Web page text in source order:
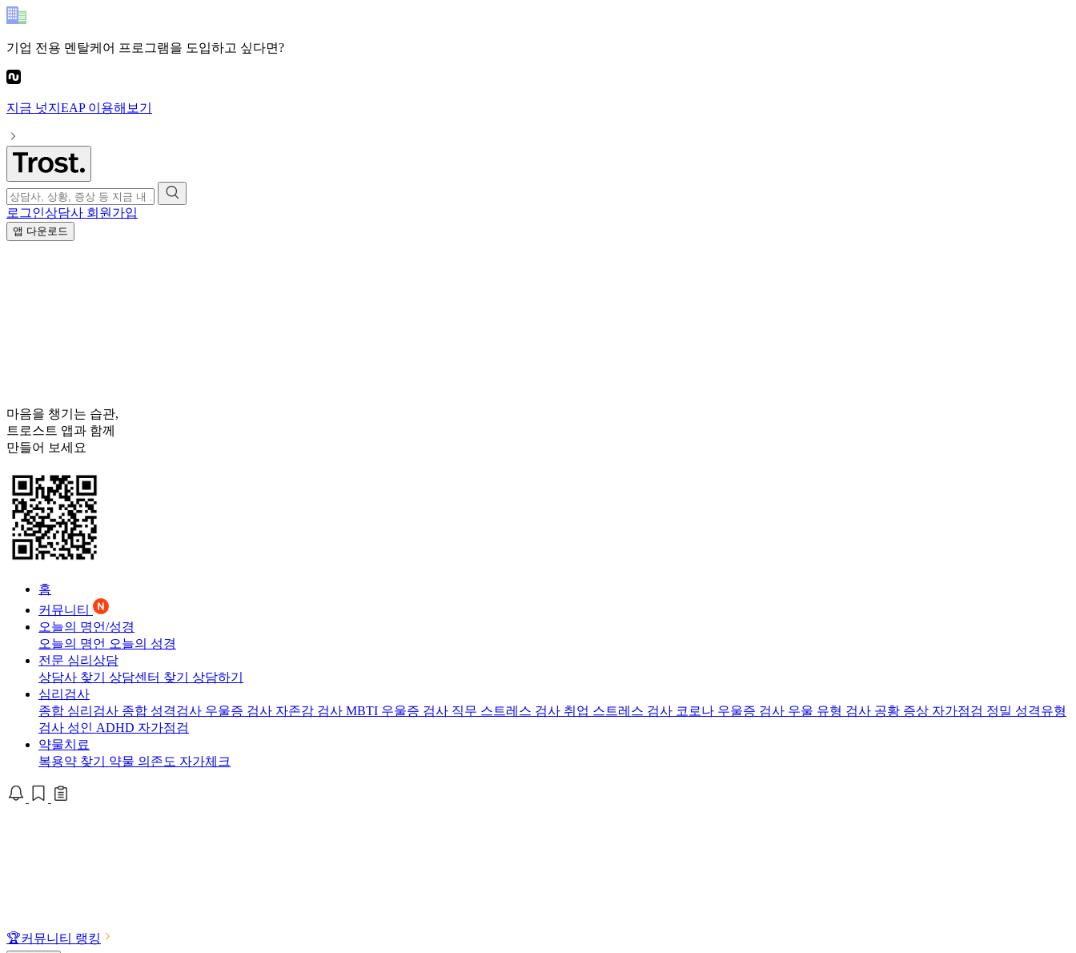
기업 전용 멘탈케어 프로그램을 도입하고 싶다면?
지금 넛지EAP이용해보기
로그인상담사 회원가입
앱 다운로드
마음을 챙기는 습관,
트로스트 앱과 함께
만들어 보세요
홈
커뮤니티
오늘의 명언/성경
오늘의 명언 오늘의 성경
전문 심리상담
상담사 찾기 상담센터 찾기 상담하기
심리검사
종합 심리검사 종합 성격검사 우울증 검사 자존감 검사 MBTI 우울증 검사 직무 스트레스 검사 취업 스트레스 검사 코로나 우울증 검사 우울 유형 검사 공황 증상 자가점검 정밀 성격유형
검사 성인 ADHD 자가점검
약물치료
복용약 찾기 약물 의존도 자가체크
🏆커뮤니티 랭킹